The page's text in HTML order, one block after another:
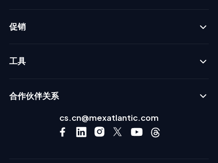
促销
工具
合作伙伴关系
cs.cn@mexatlantic.com